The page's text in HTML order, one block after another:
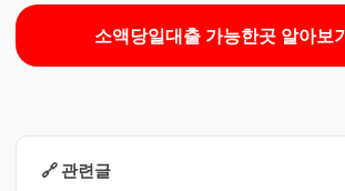
소액당일대출 가능한곳 알아보
🔗 관련글